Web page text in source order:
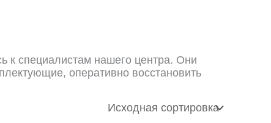
к специалистам нашего центра. Они
оперативно восстановить